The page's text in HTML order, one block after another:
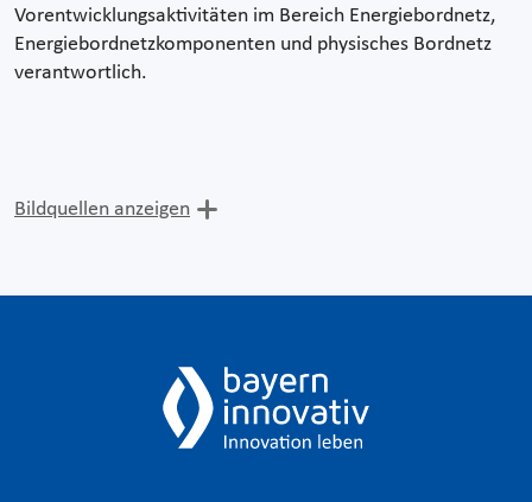
Vorentwicklungsaktivitäten im Bereich Energiebordnetz,
Energiebordnetzkomponenten und physisches Bordnetz
verantwortlich.
Bildquellen anzeigen